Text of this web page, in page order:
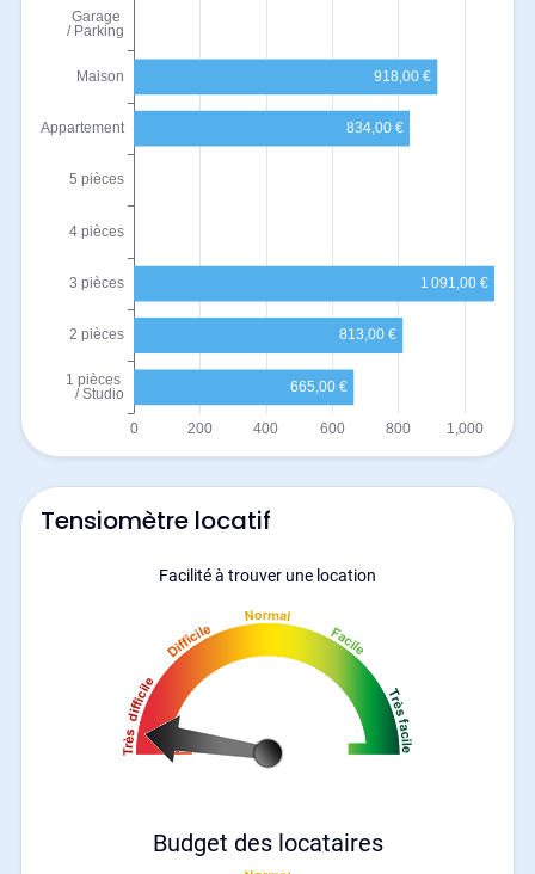
Tensiomètre locatif
Facilité à trouver une location
Budget des locataires